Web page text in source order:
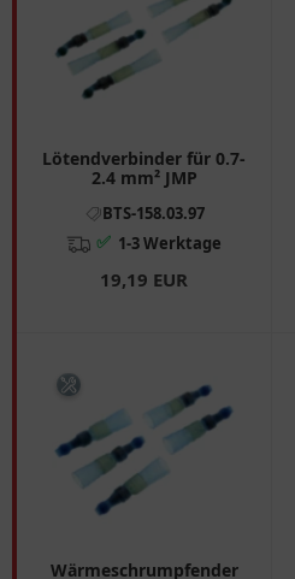
Lötendverbinder für 0.7-
2.4 mm² JMP
BTS-158.03.97
✅ 1-3 Werktage
19,19 EUR
Wärmeschrumpfender